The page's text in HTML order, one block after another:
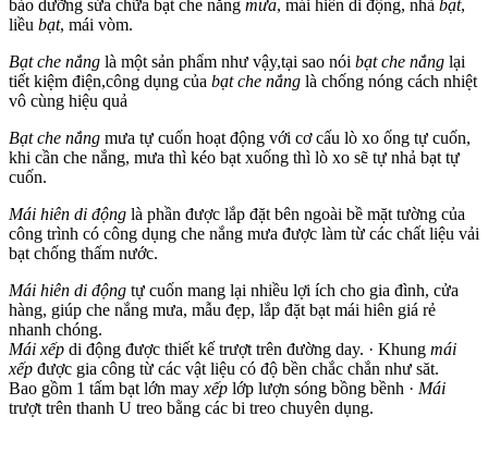
bảo dưỡng sửa chữa bạt che nắng mưa, mái hiên di động, nhà bạt,
liều bạt, mái vòm.
Bạt che nắng là một sản phẩm như vậy,tại sao nói bạt che nắng lại
tiết kiệm điện,công dụng của bạt che nắng là chống nóng cách nhiệt
vô cùng hiệu quả
Bạt che nắng mưa tự cuốn hoạt động với cơ cấu lò xo ống tự cuốn,
khi cần che nắng, mưa thì kéo bạt xuống thì lò xo sẽ tự nhả bạt tự
cuốn.
Mái hiên di động là phần được lắp đặt bên ngoài bề mặt tường của
công trình có công dụng che nắng mưa được làm từ các chất liệu vải
bạt chống thấm nước.
Mái hiên di động tự cuốn mang lại nhiều lợi ích cho gia đình, cửa
hàng, giúp che nắng mưa, mẫu đẹp, lắp đặt bạt mái hiên giá rẻ
nhanh chóng.
Mái xếp di động được thiết kế trượt trên đường day. · Khung mái
xếp được gia công từ các vật liệu có độ bền chắc chắn như săt.
Bao gồm 1 tấm bạt lớn may xếp lớp lượn sóng bồng bềnh · Mái
trượt trên thanh U treo bằng các bi treo chuyên dụng.